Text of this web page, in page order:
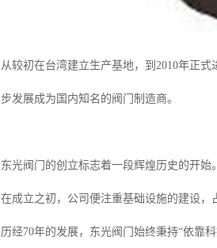
从较初在台湾建立生产基地，到2010年正
步发展成为国内知名的阀门制造商。
东光阀门的创立标志着一段辉煌历史的开始。
在成立之初，公司便注重基础设施的建设，
历经70年的发展，东光阀门始终秉持“依靠